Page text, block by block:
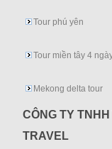
Tour phú yên
Tour miền tây 4
Mekong delta tour
CÔNG TY
TRAVEL